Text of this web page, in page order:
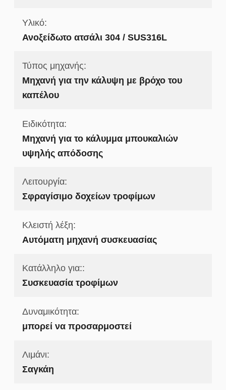
Υλικό:
Ανοξείδωτο ατσάλι 304 / SUS316L
Τύπος μηχανής:
Μηχανή για την κάλυψη με βρόχο του
καπέλου
Ειδικότητα:
Μηχανή για το κάλυμμα μπουκαλιών
υψηλής απόδοσης
Λειτουργία:
Σφραγίσιμο δοχείων τροφίμων
Κλειστή λέξη:
Αυτόματη μηχανή συσκευασίας
Κατάλληλο για::
Συσκευασία τροφίμων
Δυναμικότητα:
μπορεί να προσαρμοστεί
Λιμάνι:
Σαγκάη